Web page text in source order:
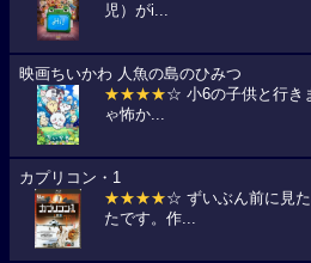
児）がi...
映画ちいかわ 人魚の島のひみつ
★★★★☆ 小6の子供と行き
ゃ怖か...
カプリコン・1
★★★★☆ ずいぶん前に見
たです。作...